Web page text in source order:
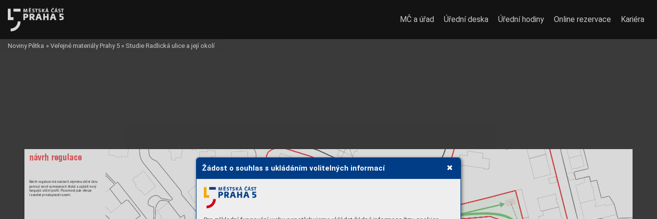
Žádost o souhlas s ukládáním volitelných informací
návrh regulace
Návrh regulace má nastavit zejména uliční čáru
pomocí nově vymezených bloků a zajistit nový
fungující uliční pro l. Pozornost pak věnuje
i snadné prostupnosti území.
MČ a úřad Úřední deska Úřední hodiny Online rezervace Kariéra
Noviny Pětka » Veřejné materiály Prahy 5 » Studie Radlická ulice a její okolí